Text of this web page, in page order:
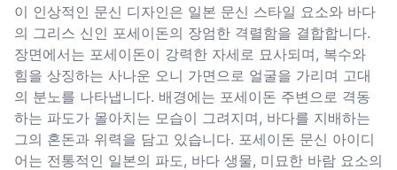
이 인상적인 문신 디자인은 일본 문신 스타일 요소와 바다
의 그리스 신인 포세이돈의 장엄한 격렬함을 결합합니다.
장면에서는 포세이돈이 강력한 자세로 묘사되며, 복수와
힘을 상징하는 사나운 오니 가면으로 얼굴을 가리며 고대
의 분노를 나타냅니다. 배경에는 포세이돈 주변으로 격동
하는 파도가 몰아치는 모습이 그려지며, 바다를 지배하는
그의 혼돈과 위력을 담고 있습니다. 포세이돈 문신 아이디
어는 전통적인 일본의 파도, 바다 생물, 미묘한 바람 요소의